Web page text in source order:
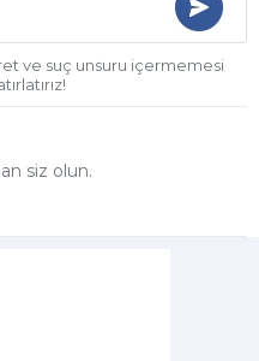
ve suç unsuru içermemesi
siz olun.